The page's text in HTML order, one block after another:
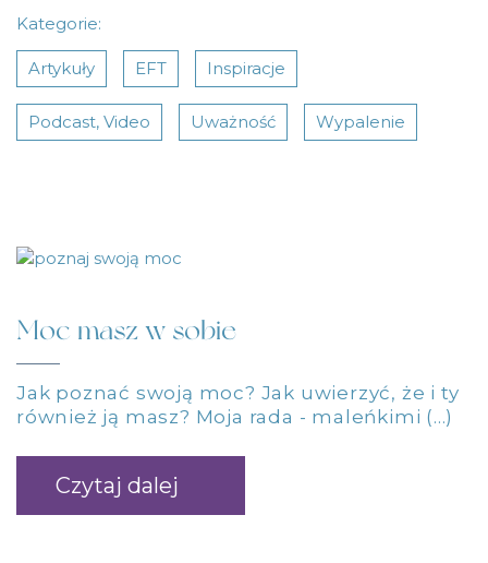
Kategorie:
Artykuły EFT Inspiracje
Podcast, Video Uważność Wypalenie
Moc masz w sobie
Jak poznać swoją moc? Jak uwierzyć, że i ty
również ją masz? Moja rada - maleńkimi (...)
Czytaj dalej